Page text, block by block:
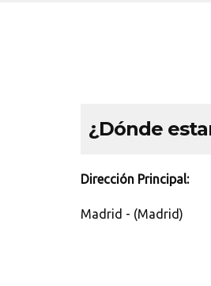
¿Dónde
Dirección Principal:
Madrid - (Madrid)